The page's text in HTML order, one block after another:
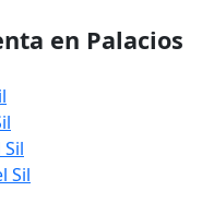
en Palacios
Sil